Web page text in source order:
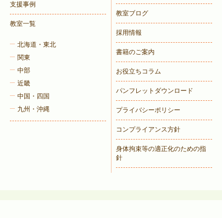
支援事例
教室一覧
北海道・東北
関東
中部
近畿
中国・四国
九州・沖縄
教室ブログ
採用情報
書籍のご案内
お役立ちコラム
パンフレットダウンロード
プライバシーポリシー
コンプライアンス方針
身体拘束等の適正化のための指
針